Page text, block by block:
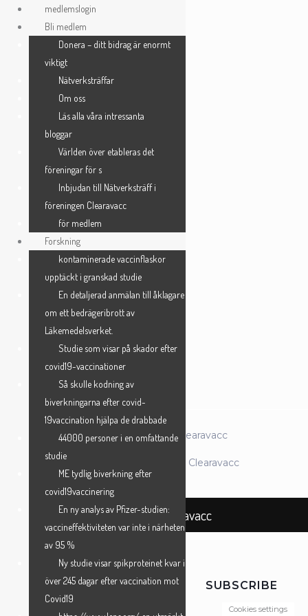
Skip
Registrera dig
E-postadress
Lösenord*
Bekräfta lösenord*
ANMÄL MIG →
© 2026 Föreningen Clearavacc
Powered by Föreningen Clearavacc
Cookies settings
SUBSCRIBE
Föreningen Clearavacc
medlemslogin
Bli medlem
Donera – ditt bidrag är enormt
viktigt
Nätverksträffar
Om oss
Läs alla våra intressanta
bloggar
Världen över etableras det
föreningar för s
Inbjudan till Nätverksträff i
föreningen Clearavacc
för medlem
Forskning
kontaminerade vaccinflaskor
upptäckt i granskad studie
En detaljerad anmälan till åklagare
om ett bedrägeribrott av
Läkemedelsverket.
Studie som visar på skador efter
covid19-vaccinationer
Så skulle kodning av
biverkningarna efter covid-
19vaccination hjälpa de drabbade
44000 personer i en omfattande
studie
ME tydlig biverkning efter
covid19vaccinering
En ny analys av Pfizer-studien:
vaccineffektiviteten var inte i närheten
av 95 %
Ny studie visar spikproteinet kvar i
över 245 dagar efter vaccination mot
Covid19